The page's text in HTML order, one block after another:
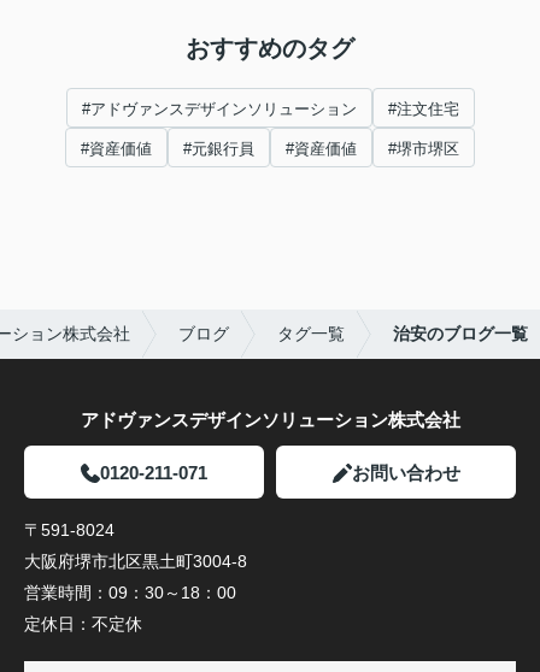
おすすめのタグ
#アドヴァンスデザインソリューション #注文住宅
#資産価値 #元銀行員 #資産価値 #堺市堺区
ション株式会社 ブログ タグ一覧 治安のブログ一覧
アドヴァンスデザインソリューション株式会社
0120-211-071 お問い合わせ
〒591-8024
大阪府堺市北区黒土町3004-8
営業時間： 09：30～18：00
定休日： 不定休